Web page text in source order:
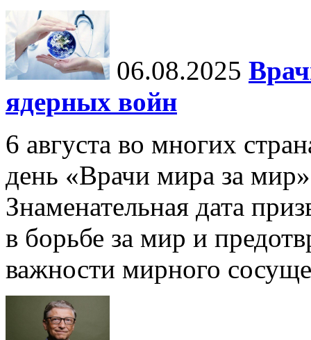
06.08.2025
ядерных войн
6 августа во многих
день «Врачи мира за
Знаменательная дата
в борьбе за мир и
важности мирного